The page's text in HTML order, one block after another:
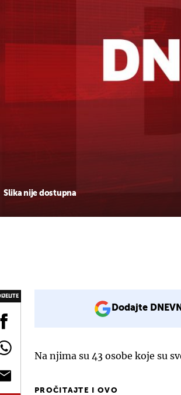
Slika nije dostupna
Dodajte
Na njima su 43 osobe koje su
PROČITAJTE I OVO